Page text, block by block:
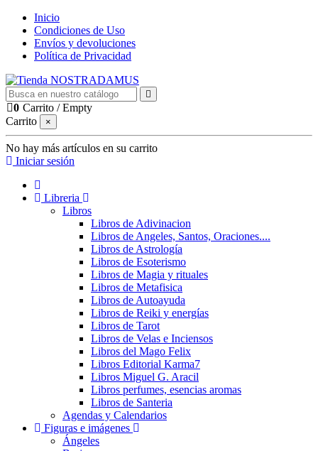
Inicio
Condiciones de Uso
Envíos y devoluciones
Política de Privacidad
0 Carrito /Empty
Carrito
×
No hay más artículos en su carrito
Iniciar sesión
Libreria
Libros
Libros de Adivinacion
Libros de Angeles, Santos, Oraciones....
Libros de Astrología
Libros de Esoterismo
Libros de Magia y rituales
Libros de Metafisica
Libros de Autoayuda
Libros de Reiki y energías
Libros de Tarot
Libros de Velas e Inciensos
Libros del Mago Felix
Libros Editorial Karma7
Libros Miguel G. Aracil
Libros perfumes, esencias aromas
Libros de Santeria
Agendas y Calendarios
Figuras e imágenes
Ángeles